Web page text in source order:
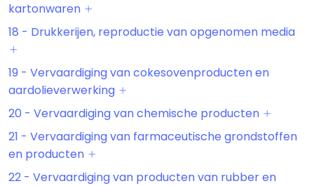
kartonwaren
18 - Drukkerijen, reproductie van opgenomen media
19 - Vervaardiging van cokesovenproducten en
aardolieverwerking
20 - Vervaardiging van chemische producten
21 - Vervaardiging van farmaceutische grondstoffen
en producten
22 - Vervaardiging van producten van rubber en